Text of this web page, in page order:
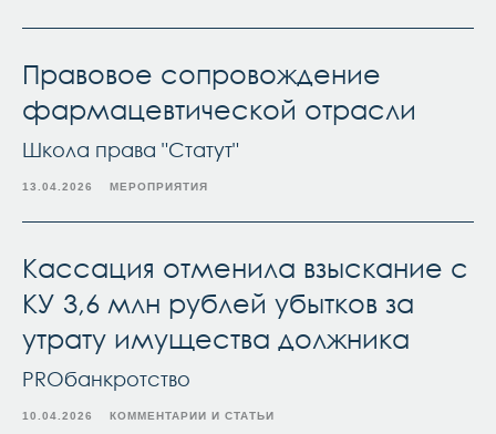
Правовое сопровождение
фармацевтической отрасли
Школа права "Статут"
13.04.2026 МЕРОПРИЯТИЯ
Кассация отменила взыскание с
КУ 3,6 млн рублей убытков за
утрату имущества должника
PROбанкротство
10.04.2026 КОММЕНТАРИИ И СТАТЬИ